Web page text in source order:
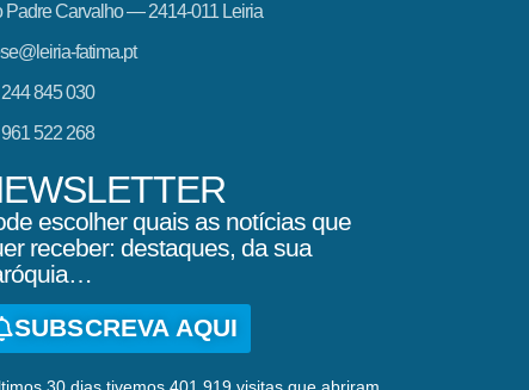
Padre Carvalho — 2414-011 Leiria
fatima.pt
845 030
522 268
escolher quais as notícias que
receber: destaques, da sua
SUBSCREVA AQUI